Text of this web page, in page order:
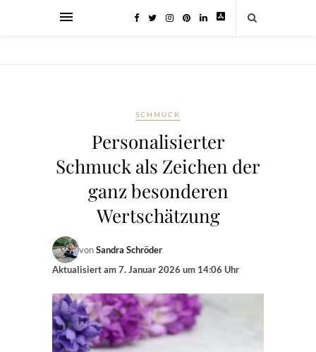
SCHMUCK
Personalisierter
Schmuck als Zeichen der
ganz besonderen
Wertschätzung
vonSandra Schröder
Aktualisiert am7. Januar 2026 um 14:06 Uhr